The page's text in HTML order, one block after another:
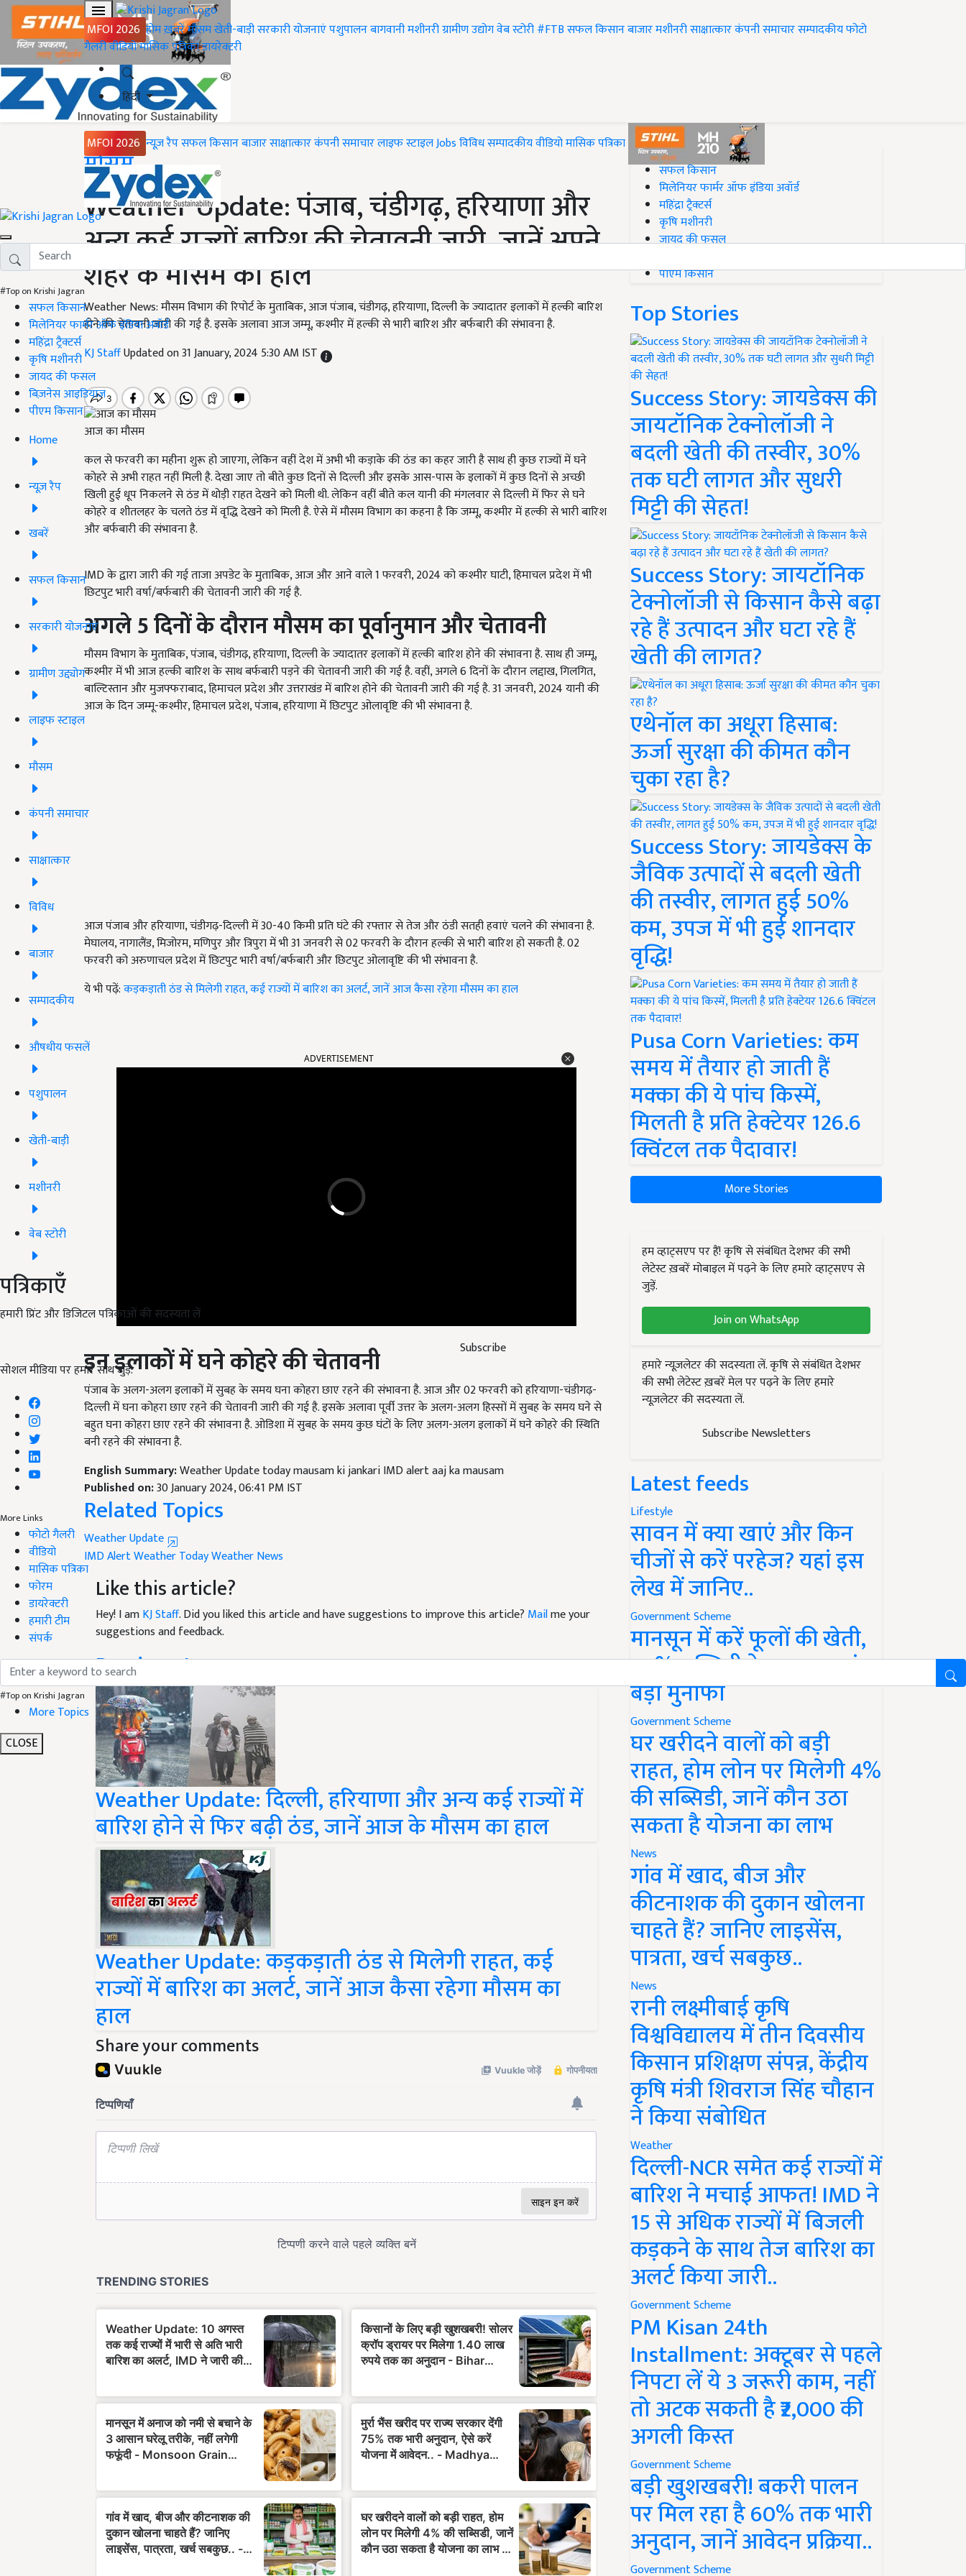
MFOI 2026 होमख़बरेंमौसमखेती-बाड़ीसरकारी योजनाएंपशुपालनबागवानीमशीनरीग्रामीण उद्योगवेब स्टोरी#FTBसफल किसानबाजारमशीनरीसाक्षात्कारकंपनी समाचारसम्पादकीयफोटो
गैलरीवीडियोमासिक पत्रिकाडायरेक्टरी
हिंदी
MFOI 2026 न्यूज़ रैपसफल किसानबाजारसाक्षात्कारकंपनी समाचारलाइफ स्टाइलJobsविविधसम्पादकीयवीडियोमासिक पत्रिका
#Top on Krishi Jagran
सफल किसान
मिलेनियर फार्मर ऑफ इंडिया अवॉर्ड
महिंद्रा ट्रैक्टर्स
कृषि मशीनरी
जायद की फसल
बिज़नेस आइडियाज
पीएम किसान
Home
न्यूज़ रैप
खबरें
सफल किसान
सरकारी योजनाएं
ग्रामीण उद्द्योग
लाइफ स्टाइल
मौसम
कंपनी समाचार
साक्षात्कार
विविध
बाजार
सम्पादकीय
औषधीय फसलें
पशुपालन
खेती-बाड़ी
मशीनरी
वेब स्टोरी
पत्रिकाएँ
हमारी प्रिंट और डिजिटल पत्रिकाओं की सदस्यता लें
Subscribe
सोशल मीडिया पर हमारे साथ जुड़ें:
More Links
फोटो गैलरी
वीडियो
मासिक पत्रिका
फोरम
डायरेक्टरी
हमारी टीम
संपर्क
#Top on Krishi Jagran
More Topics
CLOSE
Home
मौसम
Weather Update: पंजाब, चंडीगढ़, हरियाणा और
अन्य कई राज्यों बारिश की चेतावनी जारी, जानें अपने
शहर के मौसम का हाल
Weather News: मौसम विभाग की रिपोर्ट के मुताबिक, आज पंजाब, चंडीगढ़, हरियाणा, दिल्ली के ज्यादातर इलाकों में हल्की बारिश
होने की चेतावनी जारी की गई है. इसके अलावा आज जम्मू, कश्मीर में हल्की से भारी बारिश और बर्फबारी की संभावना है.
KJ StaffUpdated on 31 January, 2024 5:30 AM IST
आज का मौसम
कल से फरवरी का महीना शुरू हो जाएगा, लेकिन वहीं देश में अभी भी कड़ाके की ठंड का कहर जारी है साथ ही कुछ राज्यों में घने
कोहरे से अभी राहत नहीं मिली है. देखा जाए तो बीते कुछ दिनों से दिल्ली और इसके आस-पास के इलाकों में कुछ दिनों से अच्छी
खिली हुई धूप निकलने से ठंड में थोड़ी राहत देखने को मिली थी. लेकिन वहीं बीते कल यानी की मंगलवार से दिल्ली में फिर से घने
कोहरे व शीतलहर के चलते ठंड में वृद्धि देखने को मिली है. ऐसे में मौसम विभाग का कहना है कि जम्मू, कश्मीर में हल्की से भारी बारिश
और बर्फबारी की संभावना है.
IMD के द्वारा जारी की गई ताजा अपडेट के मुताबिक, आज और आने वाले 1 फरवरी, 2024 को कश्मीर घाटी, हिमाचल प्रदेश में भी
छिटपुट भारी वर्षा/बर्फबारी की चेतावनी जारी की गई है.
अगले 5दिनों के दौरान मौसम का पूर्वानुमान और चेतावनी
मौसम विभाग के मुताबिक, पंजाब, चंडीगढ़, हरियाणा, दिल्ली के ज्यादातर इलाकों में हल्की बारिश होने की संभावना है. साथ ही जम्मू,
कश्मीर में भी आज हल्की बारिश के साथ बर्फबारी पड़ने की चेतावनी जारी की गई है. वहीं, अगले 6 दिनों के दौरान लद्दाख, गिलगित,
बाल्टिस्तान और मुजफ्फराबाद, हिमाचल प्रदेश और उत्तराखंड में बारिश होने की चेतावनी जारी की गई है. 31 जनवरी, 2024 यानी की
आज के दिन जम्मू-कश्मीर, हिमाचल प्रदेश, पंजाब, हरियाणा में छिटपुट ओलावृष्टि की भी संभावना है.
आज पंजाब और हरियाणा, चंडीगढ़-दिल्ली में 30-40 किमी प्रति घंटे की रफ्तार से तेज और ठंडी सतही हवाएं चलने की संभावना है.
मेघालय, नागालैंड, मिजोरम, मणिपुर और त्रिपुरा में भी 31 जनवरी से 02 फरवरी के दौरान हल्की से भारी बारिश हो सकती है. 02
फरवरी को अरुणाचल प्रदेश में छिटपुट भारी वर्षा/बर्फबारी और छिटपुट ओलावृष्टि की भी संभावना है.
ये भी पढ़ें:कड़कड़ाती ठंड से मिलेगी राहत, कई राज्यों में बारिश का अलर्ट, जानें आज कैसा रहेगा मौसम का हाल
इन इलाकों में घने कोहरे की चेतावनी
पंजाब के अलग-अलग इलाकों में सुबह के समय घना कोहरा छाए रहने की संभावना है. आज और 02 फरवरी को हरियाणा-चंडीगढ़-
दिल्ली में घना कोहरा छाए रहने की चेतावनी जारी की गई है. इसके अलावा पूर्वी उत्तर के अलग-अलग हिस्सों में सुबह के समय घने से
बहुत घना कोहरा छाए रहने की संभावना है. ओडिशा में सुबह के समय कुछ घंटों के लिए अलग-अलग इलाकों में घने कोहरे की स्थिति
बनी रहने की संभावना है.
Published on:30 January 2024, 06:41 PM IST
Related Topics
Weather Update
IMD AlertWeather Today
Like this article?
Hey! I amKJ Staff. Did you liked this article and have suggestions to improve this article?
suggestions and feedback.
Read next
Weather Update: दिल्ली, हरियाणा और अन्य कई राज्यों में
बारिश होने से फिर बढ़ी ठंड, जानें आज के मौसम का हाल
Weather Update: कड़कड़ाती ठंड से मिलेगी राहत, कई
राज्यों में बारिश का अलर्ट, जानें आज कैसा रहेगा मौसम का
हाल
Share your comments
#Top on Krishi Jagran
सफल किसान
मिलेनियर फार्मर ऑफ इंडिया अवॉर्ड
महिंद्रा ट्रैक्टर्स
कृषि मशीनरी
जायद की फसल
पीएम किसान
Top Stories
Success Story: जायडेक्स की
जायटॉनिक टेक्नोलॉजी ने
बदली खेती की तस्वीर, 30%
तक घटी लागत और सुधरी
मिट्टी की सेहत!
Success Story: जायटॉनिक
टेक्नोलॉजी से किसान कैसे बढ़ा
रहे हैं उत्पादन और घटा रहे हैं
खेती की लागत?
एथेनॉल का अधूरा हिसाब:
ऊर्जा सुरक्षा की कीमत कौन
चुका रहा है?
Success Story: जायडेक्स के
जैविक उत्पादों से बदली खेती
की तस्वीर, लागत हुई 50%
कम, उपज में भी हुई शानदार
वृद्धि!
Pusa Corn Varieties: कम
समय में तैयार हो जाती हैं
मक्का की ये पांच किस्में,
मिलती है प्रति हेक्टेयर 126.6
क्विंटल तक पैदावार!
More Stories
हम व्हाट्सएप पर हैं! कृषि से संबंधित देशभर की सभी
लेटेस्ट ख़बरें मोबाइल में पढ़ने के लिए हमारे व्हाट्सएप से
जुड़ें.
Join on WhatsApp
हमारे न्यूज़लेटर की सदस्यता लें. कृषि से संबंधित देशभर
की सभी लेटेस्ट ख़बरें मेल पर पढ़ने के लिए हमारे
न्यूज़लेटर की सदस्यता लें.
Subscribe Newsletters
Latest feeds
Lifestyle
सावन में क्या खाएं और किन
चीजों से करें परहेज? यहां इस
लेख में जानिए..
Government Scheme
मानसून में करें फूलों की खेती,
50% सब्सिडी के साथ कमाएं
बड़ा मुनाफा
Government Scheme
घर खरीदने वालों को बड़ी
राहत, होम लोन पर मिलेगी 4%
की सब्सिडी, जानें कौन उठा
सकता है योजना का लाभ
News
गांव में खाद, बीज और
कीटनाशक की दुकान खोलना
चाहते हैं? जानिए लाइसेंस,
पात्रता, खर्च सबकुछ..
News
रानी लक्ष्मीबाई कृषि
विश्वविद्यालय में तीन दिवसीय
किसान प्रशिक्षण संपन्न, केंद्रीय
कृषि मंत्री शिवराज सिंह चौहान
ने किया संबोधित
Weather
दिल्ली-NCR समेत कई राज्यों में
बारिश ने मचाई आफत! IMD ने
15 से अधिक राज्यों में बिजली
कड़कने के साथ तेज बारिश का
अलर्ट किया जारी..
Government Scheme
PM Kisan 24th
Installment: अक्टूबर से पहले
निपटा लें ये 3 जरूरी काम, नहीं
तो अटक सकती है ₹2,000 की
अगली किस्त
Government Scheme
बड़ी खुशखबरी! बकरी पालन
पर मिल रहा है 60% तक भारी
अनुदान, जानें आवेदन प्रक्रिया..
Government Scheme